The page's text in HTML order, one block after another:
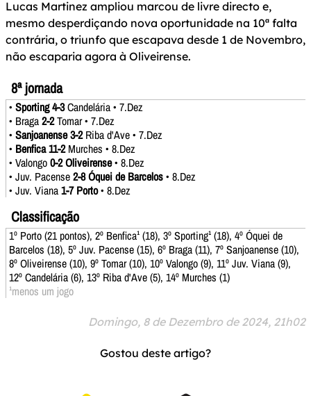
Lucas Martinez ampliou marcou de livre directo e,
mesmo desperdiçando nova oportunidade na 10ª falta
contrária, o triunfo que escapava desde 1 de Novembro,
não escaparia agora à Oliveirense.
8ª jornada
• Sporting 4-3Candelária • 7.Dez
• Braga2-2Tomar • 7.Dez
• Sanjoanense 3-2Riba d'Ave • 7.Dez
• Benfica 11-2Murches • 8.Dez
• Valongo0-2 Oliveirense• 8.Dez
• Juv. Pacense2-8 Óquei de Barcelos• 8.Dez
• Juv. Viana1-7 Porto• 8.Dez
Classificação
1º Porto (21 pontos), 2º Benfica¹ (18), 3º Sporting¹ (18), 4º Óquei de
Barcelos (18), 5º Juv. Pacense (15), 6º Braga (11), 7º Sanjoanense (10),
8º Oliveirense (10), 9º Tomar (10), 10º Valongo (9), 11º Juv. Viana (9),
12º Candelária (6), 13º Riba d'Ave (5), 14º Murches (1)
¹menos um jogo
Domingo, 8 de Dezembro de 2024, 21h02
Gostou deste artigo?